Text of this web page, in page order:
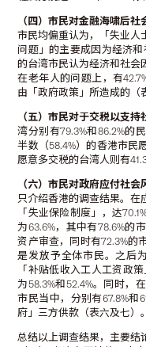
（四）市民对金融海啸后社
市民均偏重认为，「失业人
问题」的主要成因为经济
的台湾市民认为经济和社会
在老年人的问题上，有
由「政府政策」所造成的（
（五）市民对于交税以支
湾分别有79.3%和86.2%的
半数（58.4%）的香港市民
愿意多交税的台湾人则有
（六）市民对政府应付社会
只介绍香港的调查结果。在
「失业保险制度」，达
为63.6%，其中有78.6%的
资产审查，同时有72.3%的
是发放予全体市民。之后
「补贴低收入工人工资政
为58.3%和52.4%。同时，
市民当中，分别有67.8%和
府」三方供款（表六及七）。
总结以上调查结果，主要结